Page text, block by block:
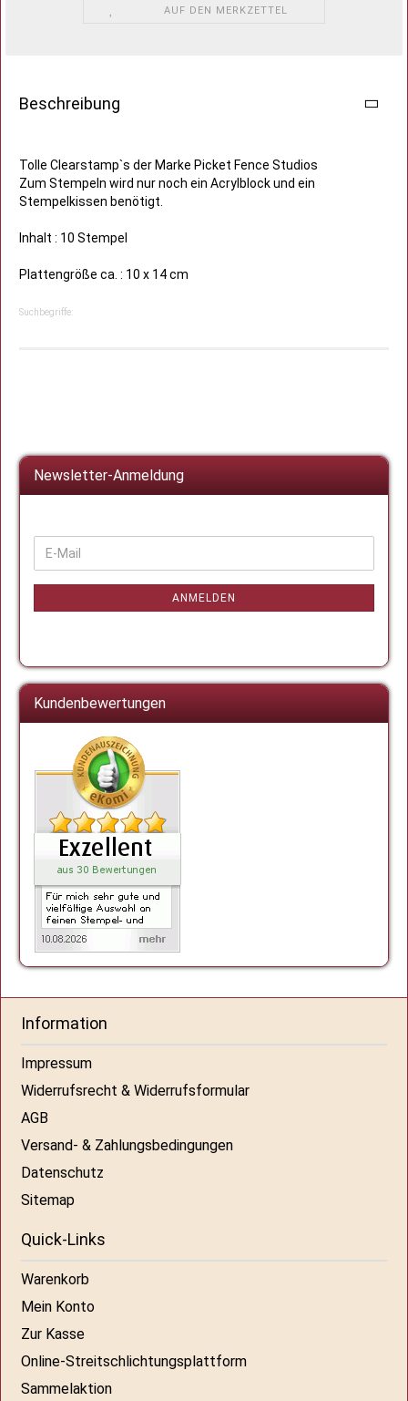
AUF DEN MERKZETTEL
Beschreibung
Tolle Clearstamp`s der Marke Picket Fence Studios
Zum Stempeln wird nur noch ein Acrylblock und ein
Stempelkissen benötigt.
Inhalt : 10 Stempel
Plattengröße ca. : 10 x 14 cm
Suchbegriffe:
Newsletter-Anmeldung
WEITER
ZUR
NEWSLETTER-
E-
Mail
ANMELDEN
Kundenbewertungen
Information
Impressum
Widerrufsrecht & Widerrufsformular
AGB
Versand- & Zahlungsbedingungen
Datenschutz
Sitemap
Quick-Links
Warenkorb
Mein Konto
Zur Kasse
Online-Streitschlichtungsplattform
Sammelaktion